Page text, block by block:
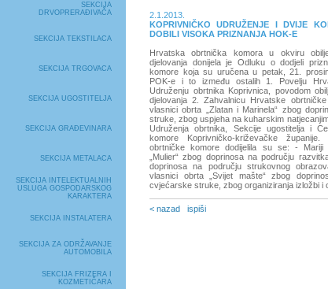
SEKCIJA
DRVOPRERAĐIVAČA
SEKCIJA TEKSTILACA
SEKCIJA TRGOVACA
SEKCIJA UGOSTITELJA
SEKCIJA GRAĐEVINARA
SEKCIJA METALACA
SEKCIJA INTELEKTUALNIH
USLUGA GOSPODARSKOG
KARAKTERA
SEKCIJA INSTALATERA
SEKCIJA ZA ODRŽAVANJE
AUTOMOBILA
SEKCIJA FRIZERA I
KOZMETIČARA
2.1.2013.
KOPRIVNIČKO UDRUŽENJE I DVIJE
DOBILI VISOKA PRIZNANJA HOK-E
Hrvatska obrtnička komora u okviru
djelovanja donijela je Odluku o dodjeli
komore koja su uručena u petak, 21.
POK-e i to između ostalih 1. Povelju
Udruženju obrtnika Koprivnica, povodom
djelovanja 2. Zahvalnicu Hrvatske
vlasnici obrta „Zlatan i Marinela“ zbog
struke, zbog uspjeha na kuharskim
Udruženja obrtnika, Sekcije ugostitelja i
komore Koprivničko-križevačke
obrtničke komore dodijelila su se: - Mariji
„Mulier“ zbog doprinosa na području
doprinosa na području strukovnog
vlasnici obrta „Svijet mašte“ zbog
cvjećarske struke, zbog organiziranja izložbi i
< nazad ispiši